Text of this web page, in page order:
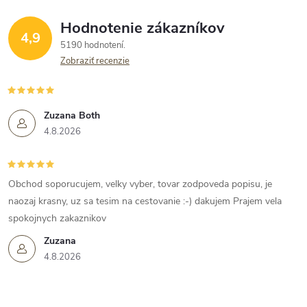
4,9 Hodnotenie zákazníkov
5190 hodnotení
Zobraziť recenzie
Zuzana Both
4.8.2026
Zuzana
4.8.2026
Obchod soporucujem, velky vyber, tovar zodpoveda popisu, je
naozaj krasny, uz sa tesim na cestovanie :-) dakujem Prajem vela
spokojnych zakaznikov